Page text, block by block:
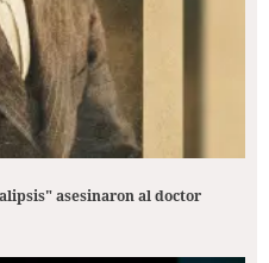
asesinaron al doctor